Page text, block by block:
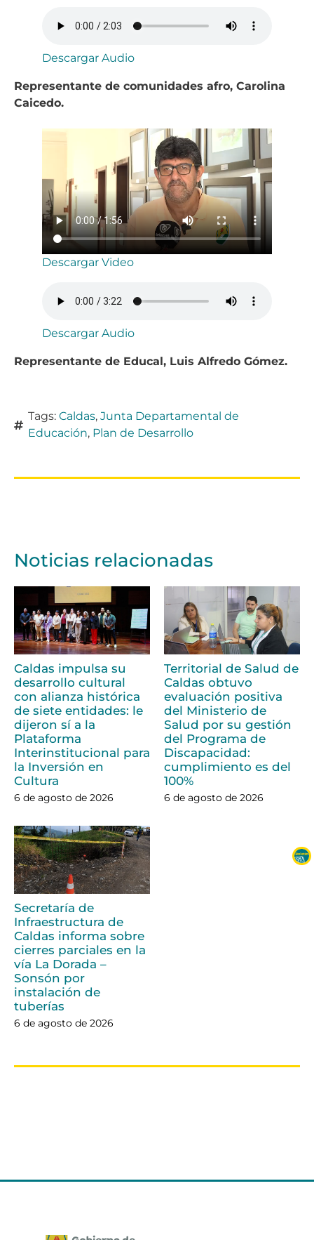
Descargar Audio
Representante de comunidades afro, Carolina
Caicedo.
Descargar Video
Descargar Audio
Representante de Educal, Luis Alfredo Gómez.
Tags: Caldas, Junta Departamental de
Educación, Plan de Desarrollo
Noticias relacionadas
Caldas impulsa su
desarrollo cultural
con alianza histórica
de siete entidades: le
dijeron sí a la
Plataforma
Interinstitucional para
la Inversión en
Cultura
6 de agosto de 2026
Territorial de Salud de
Caldas obtuvo
evaluación positiva
del Ministerio de
Salud por su gestión
del Programa de
Discapacidad:
cumplimiento es del
100%
6 de agosto de 2026
Secretaría de
Infraestructura de
Caldas informa sobre
cierres parciales en la
vía La Dorada –
Sonsón por
instalación de
tuberías
6 de agosto de 2026